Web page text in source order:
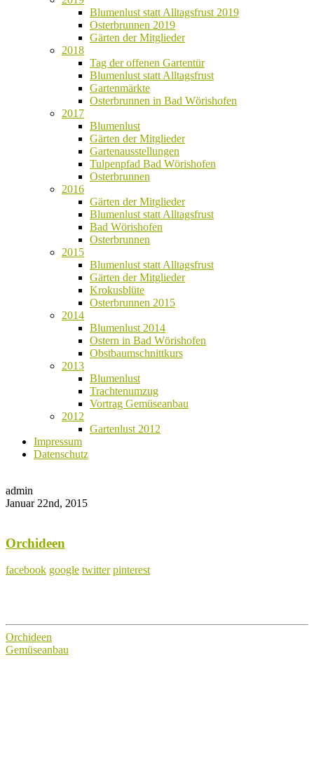
Blumenlust statt Alltagsfrust 2019
Osterbrunnen 2019
Gärten der Mitglieder
2018
Tag der offenen Gartentür
Blumenlust statt Alltagsfrust
Gartenmärkte
Osterbrunnen in Bad Wörishofen
2017
Blumenlust
Gärten der Mitglieder
Gartenausstellungen
Tulpenpfad Bad Wörishofen
Osterbrunnen
2016
Gärten der Mitglieder
Blumenlust statt Alltagsfrust
Bad Wörishofen
Osterbrunnen
2015
Blumenlust statt Alltagsfrust
Gärten der Mitglieder
Krokusblüte
Osterbrunnen 2015
2014
Blumenlust 2014
Ostern in Bad Wörishofen
Obstbaumschnittkurs
2013
Blumenlust
Trachtenumzug
Vortrag Gemüseanbau
2012
Gartenlust 2012
Impressum
Datenschutz
admin
Januar 22nd, 2015
Orchideen
facebook google twitter pinterest
Orchideen
Gemüseanbau